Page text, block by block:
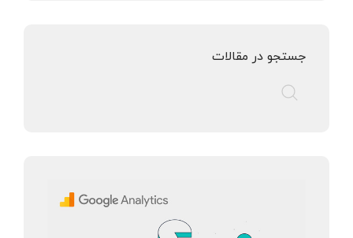
جستجو در مقالات